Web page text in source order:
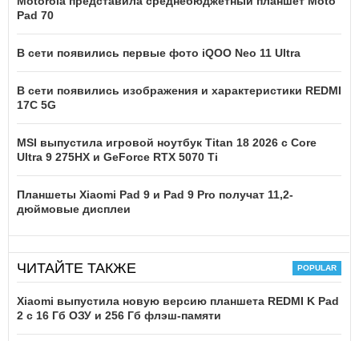
Pad 70
В сети появились первые фото iQOO Neo 11 Ultra
В сети появились изображения и характеристики REDMI
17C 5G
MSI выпустила игровой ноутбук Titan 18 2026 с Core
Ultra 9 275HX и GeForce RTX 5070 Ti
Планшеты Xiaomi Pad 9 и Pad 9 Pro получат 11,2-
дюймовые дисплеи
ЧИТАЙТЕ ТАКЖЕ
Xiaomi выпустила новую версию планшета REDMI K Pad
2 с 16 Гб ОЗУ и 256 Гб флэш-памяти